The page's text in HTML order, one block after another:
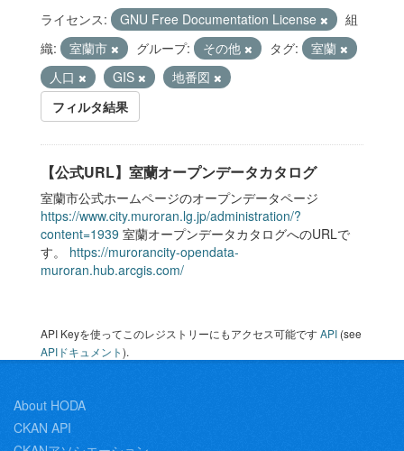
ライセンス: GNU Free Documentation License
組
織:
室蘭市 グループ: その他 タグ:
室蘭
人口
GIS
地番図
フィルタ結果
【公式URL】室蘭オープンデータカタログ
室蘭市公式ホームページのオープンデータページ
https://www.city.muroran.lg.jp/administration/?
content=1939 室蘭オープンデータカタログへのURLで
す。 https://murorancity-opendata-
muroran.hub.arcgis.com/
API Keyを使ってこのレジストリーにもアクセス可能ですAPI (see
APIドキュメント).
About HODA
CKAN API